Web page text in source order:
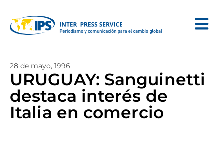
28 de mayo, 1996
URUGUAY: Sanguinetti
destaca interés de
Italia en comercio